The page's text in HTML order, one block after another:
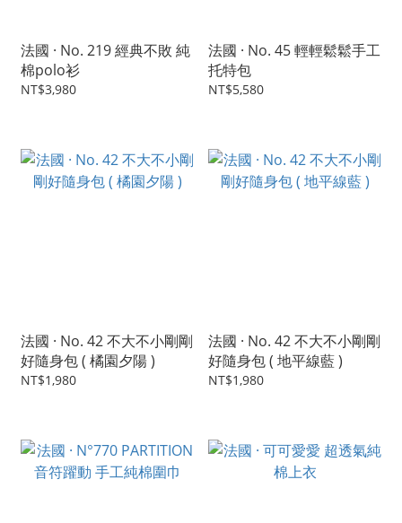
法國 · No. 219 經典不敗 純
棉polo衫
NT$3,980
法國 · No. 45 輕輕鬆鬆手工
托特包
NT$5,580
法國 · No. 42 不大不小剛剛
好隨身包 ( 橘園夕陽 )
NT$1,980
法國 · No. 42 不大不小剛剛
好隨身包 ( 地平線藍 )
NT$1,980